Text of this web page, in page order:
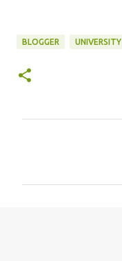
BLOGGER UNIVERSITY